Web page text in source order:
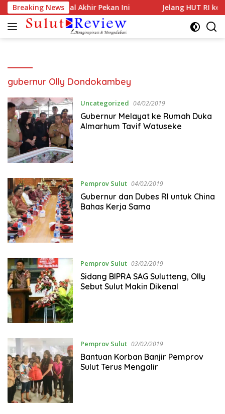
Langsung
ke
konten
Breaking NewsNormal Akhir Pekan Ini Jelang HUT RI ke-
gubernur Olly Dondokambey
Uncategorized 04/02/2019
Gubernur Melayat ke Rumah Duka
Almarhum Tavif Watuseke
Pemprov Sulut 04/02/2019
Gubernur dan Dubes RI untuk China
Bahas Kerja Sama
Pemprov Sulut 03/02/2019
Sidang BIPRA SAG Sulutteng, Olly
Sebut Sulut Makin Dikenal
Pemprov Sulut 02/02/2019
Bantuan Korban Banjir Pemprov
Sulut Terus Mengalir